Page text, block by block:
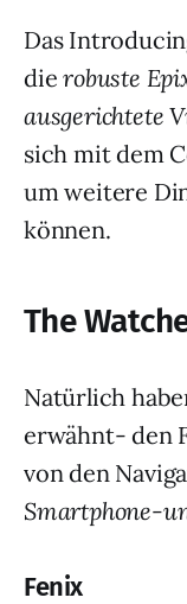
Das
dierobuste
ausgerichtete
sich mit dem
um weitere
können.
The
Natürlich
erwähnt- den
von den
Smartphone-
Fenix